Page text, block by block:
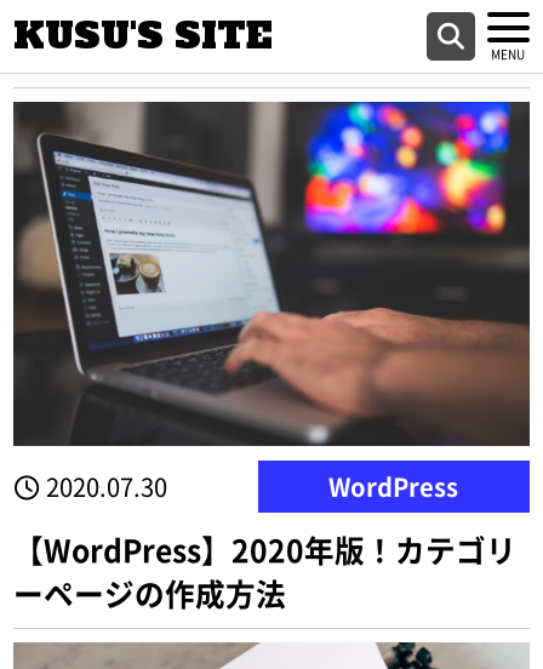
KUSU'S SITE
2020.07.30 WordPress
【WordPress】2020年版！カテゴリ
ーページの作成方法